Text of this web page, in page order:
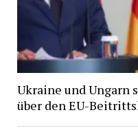
Ukraine und Ungarn
über den EU-